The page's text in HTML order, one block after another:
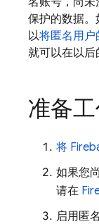
保护的数据
以将匿名用户
就可以在以后
准备
将
如果您
请在
启用匿